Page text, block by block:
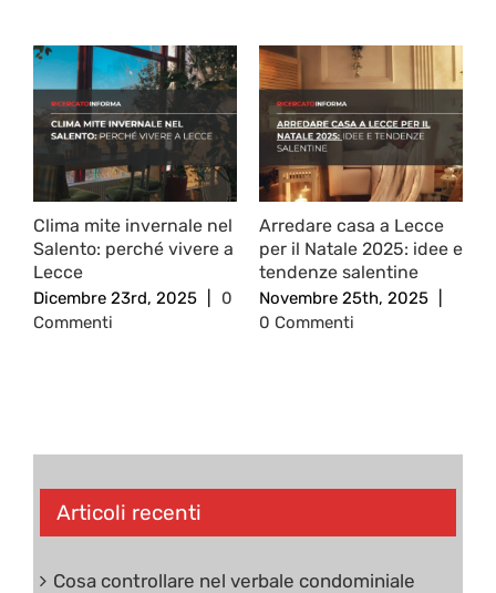
Clima mite invernale nel
Salento: perché vivere a
Lecce
Dicembre 23rd, 2025
0
Commenti
Arredare casa a Lecce
per il Natale 2025: idee e
tendenze salentine
Novembre 25th, 2025
0 Commenti
Articoli recenti
Cosa controllare nel verbale condominiale